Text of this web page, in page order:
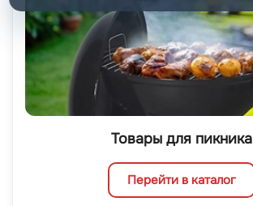
Товары для пикника
Перейти в каталог